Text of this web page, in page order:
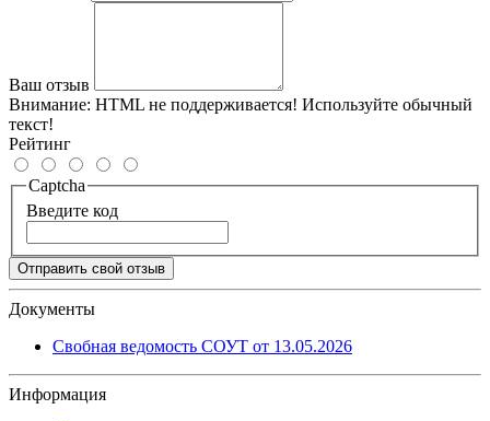
Ваш отзыв
Внимание: HTML не поддерживается! Используйте обычный
текст!
Рейтинг
Captcha
Введите код
Отправить свой отзыв
Документы
Свобная ведомость СОУТ от 13.05.2026
Информация